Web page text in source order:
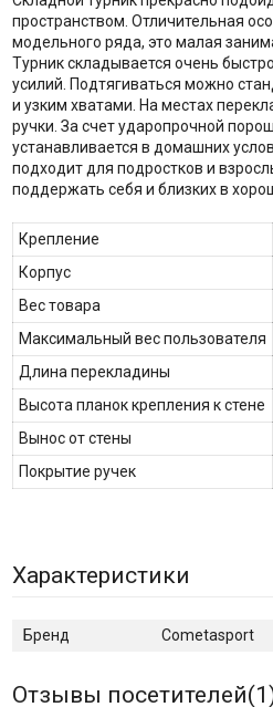
пространством. Отличительная
модельного ряда, это малая
Турник складывается очень
усилий. Подтягиваться можно
и узким хватами. На местах
ручки. За счет ударопрочной
устанавливается в домашних
подходит для подростков и
поддержать себя и близких в
Крепление
Корпус
Вес товара
Максимальный вес пользователя
Длина перекладины
Высота планок крепления к стене
Вынос от стены
Покрытие ручек
Характеристики
Бренд Cometasport
Отзывы посетителей(1